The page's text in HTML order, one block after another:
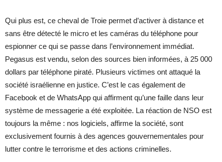
Qui plus est, ce cheval de Troie permet d’activer à distance et
sans être détecté le micro et les caméras du téléphone pour
espionner ce qui se passe dans l’environnement immédiat.
Pegasus est vendu, selon des sources bien informées, à 25 000
dollars par téléphone piraté. Plusieurs victimes ont attaqué la
société israélienne en justice. C’est le cas également de
Facebook et de WhatsApp qui affirment qu’une faille dans leur
système de messagerie a été exploitée. La réaction de NSO est
toujours la même : nos logiciels, affirme la société, sont
exclusivement fournis à des agences gouvernementales pour
lutter contre le terrorisme et des actions criminelles.